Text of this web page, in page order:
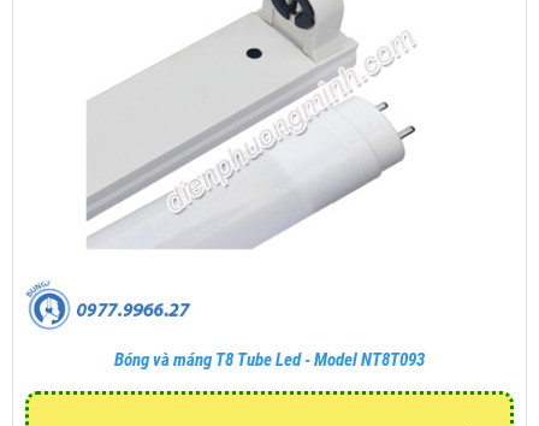
Bóng và máng T8 Tube Led - Model NT8T093